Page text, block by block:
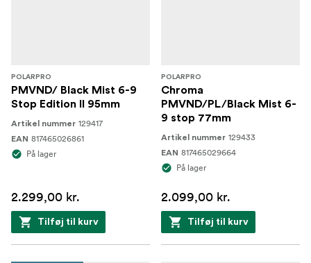
POLARPRO
PMVND/ Black Mist 6-9
Stop Edition II 95mm
Artikel nummer 129417
EAN 817465026861
På lager
2.299,00 kr.
Tilføj til kurv
POLARPRO
Chroma
PMVND/PL/Black Mist 6-
9 stop 77mm
Artikel nummer 129433
EAN 817465029664
På lager
2.099,00 kr.
Tilføj til kurv